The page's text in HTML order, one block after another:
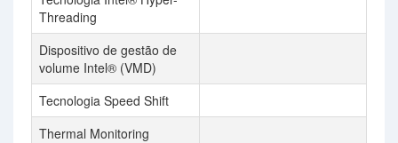
Threading
Dispositivo de gestão de
volume Intel® (VMD)
Tecnologia Speed Shift
Thermal Monitoring